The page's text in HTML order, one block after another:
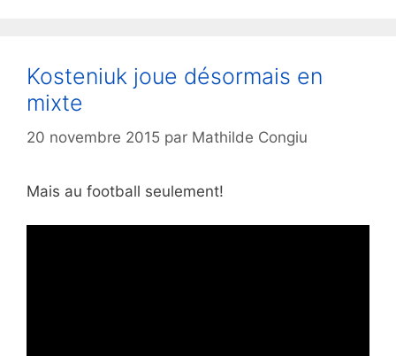
Kosteniuk joue désormais en
mixte
20 novembre 2015 par Mathilde Congiu
Mais au football seulement!